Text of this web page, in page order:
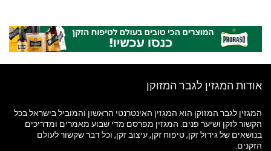
אודות המגזין לגבר המזוקן
המגזין לגבר המזוקן הוא המגזין האינטרנטי הראשון והמוביל בישראל בכל
הקשור לזקן ושיער פנים. המגזין מפרסם מדי שבוע מאמרים ומדריכים
בנושאים של גידול זקן, טיפוח זקן, עיצוב זקן, וכל דבר שקשור לעולם
הזקנים.